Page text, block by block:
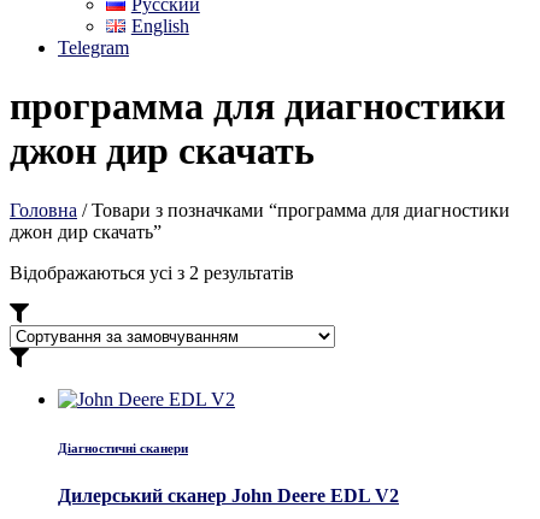
English
Telegram
программа для диагностики
джон дир скачать
Головна / Товари з позначками “программа для диагностики
джон дир скачать”
Відображаються усі з 2 результатів
Діагностичні сканери
Дилерський сканер John Deere EDL V2